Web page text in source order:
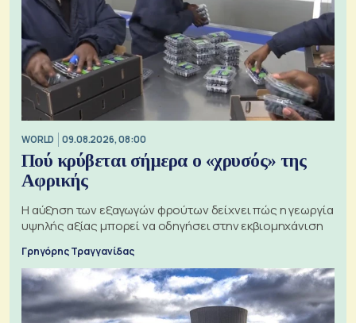
WORLD 09.08.2026, 08:00
Πού κρύβεται σήμερα ο «χρυσός» της
Αφρικής
Η αύξηση των εξαγωγών φρούτων δείχνει πώς η γεωργία
υψηλής αξίας μπορεί να οδηγήσει στην εκβιομηχάνιση
Γρηγόρης Τραγγανίδας